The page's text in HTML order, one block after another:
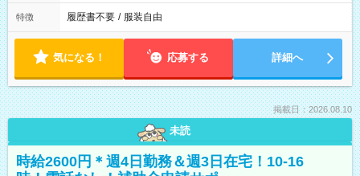
特徴 履歴書不要 / 服装自由
気になる！ 応募する 詳細へ
掲載日：2026.08.10
未読
時給2600円＊週4日勤務＆週3日在宅！10-16